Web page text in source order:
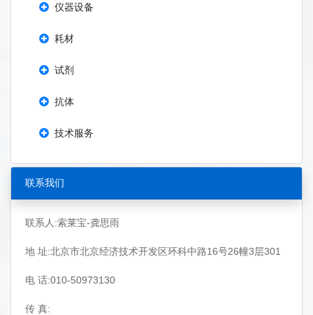
仪器设备
耗材
试剂
抗体
技术服务
联系我们
联系人:索莱宝-龚思雨
地 址:北京市北京经济技术开发区环科中路16号26幢3层301
电 话:010-50973130
传 真: